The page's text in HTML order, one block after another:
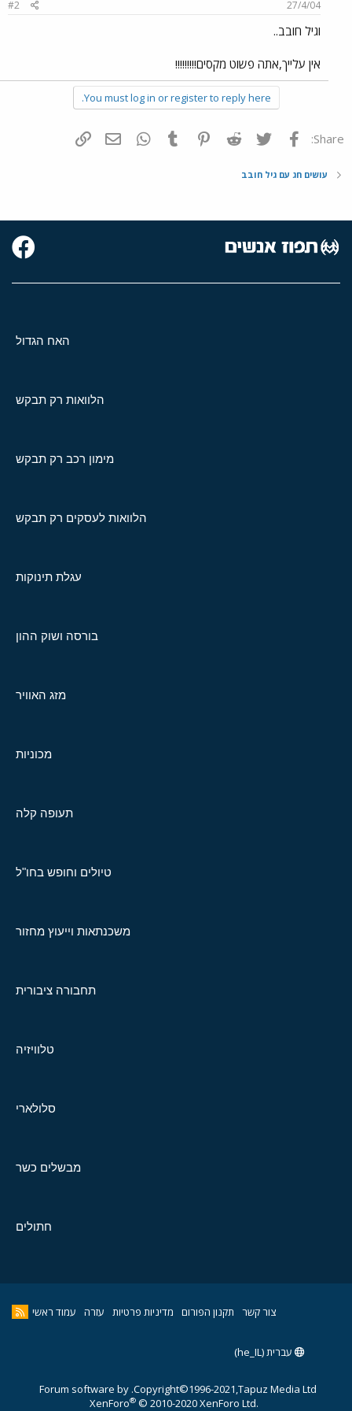
27/4/04
#2
וגיל חובב..
אין עלייך,אתה פשוט מקסים!!!!!!!!!
You must log in or register to reply here.
Share: פייסבוק Twitter
Reddit
Pinterest
Tumblr
WhatsAppדואר אלקטרוני
עושים חג עם גיל חובב
האח הגדול
הלוואות רק תבקש
מימון רכב רק תבקש
הלוואות לעסקים רק תבקש
עגלת תינוקות
בורסה ושוק ההון
מזג האוויר
מכוניות
תעופה קלה
טיולים וחופש בחו"ל
משכנתאות וייעוץ מחזור
תחבורה ציבורית
טלוויזיה
סלולארי
מבשלים כשר
חתולים
צור קשר תקנון הפורום מדיניות פרטיות עזרה עמוד ראשי
עברית (he_IL)
Copyright©1996-2021,Tapuz Media Ltd.
Forum software by
XenForo® © 2010-2020 XenForo Ltd.